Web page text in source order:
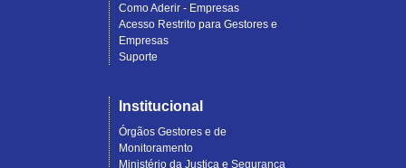
Como Aderir - Empresas
Acesso Restrito para Gestores e
Empresas
Suporte
Institucional
Órgãos Gestores e de
Monitoramento
Ministério da Justiça e Segurança